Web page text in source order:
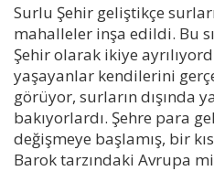
Surlu Şehir geliştikçe
mahalleler inşa edildi. Bu
Şehir olarak ikiye
yaşayanlar kendilerini
görüyor, surların dışında
bakıyorlardı. Şehre para
değişmeye başlamış, bir
Barok tarzındaki Avrupa